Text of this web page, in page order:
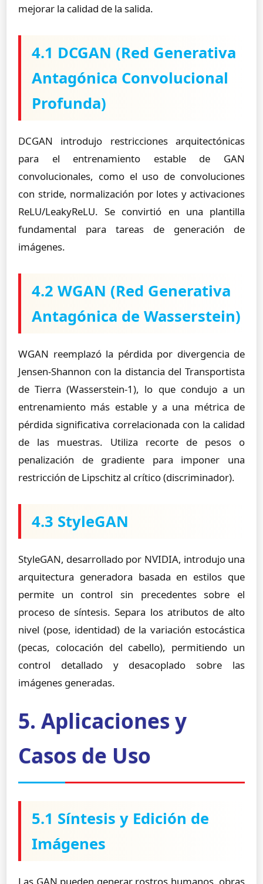
mejorar la calidad de la salida.
4.1 DCGAN (Red Generativa
Antagónica Convolucional
Profunda)
DCGAN introdujo restricciones arquitectónicas
para el entrenamiento estable de GAN
convolucionales, como el uso de convoluciones
con stride, normalización por lotes y activaciones
ReLU/LeakyReLU. Se convirtió en una plantilla
fundamental para tareas de generación de
imágenes.
4.2 WGAN (Red Generativa
Antagónica de Wasserstein)
WGAN reemplazó la pérdida por divergencia de
Jensen-Shannon con la distancia del Transportista
de Tierra (Wasserstein-1), lo que condujo a un
entrenamiento más estable y a una métrica de
pérdida significativa correlacionada con la calidad
de las muestras. Utiliza recorte de pesos o
penalización de gradiente para imponer una
restricción de Lipschitz al crítico (discriminador).
4.3 StyleGAN
StyleGAN, desarrollado por NVIDIA, introdujo una
arquitectura generadora basada en estilos que
permite un control sin precedentes sobre el
proceso de síntesis. Separa los atributos de alto
nivel (pose, identidad) de la variación estocástica
(pecas, colocación del cabello), permitiendo un
control detallado y desacoplado sobre las
imágenes generadas.
5. Aplicaciones y
Casos de Uso
5.1 Síntesis y Edición de
Imágenes